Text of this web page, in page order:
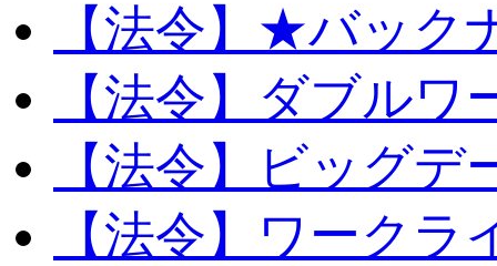
【法令】★バック
【法令】ダブルワ
【法令】ビッグデ
【法令】ワークラ